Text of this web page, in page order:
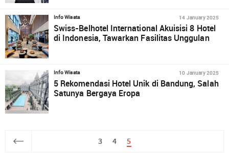
Info Wisata 14 January 2025
Swiss-Belhotel International Akuisisi 8 Hotel
di Indonesia, Tawarkan Fasilitas Unggulan
Info Wisata 10 January 2025
5 Rekomendasi Hotel Unik di Bandung, Salah
Satunya Bergaya Eropa
3 4 5